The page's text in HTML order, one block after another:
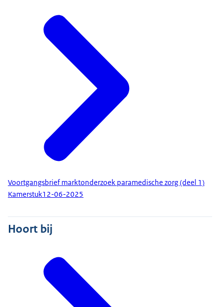
Voortgangsbrief marktonderzoek paramedische zorg (deel 1)
Kamerstuk12-06-2025
Hoort bij